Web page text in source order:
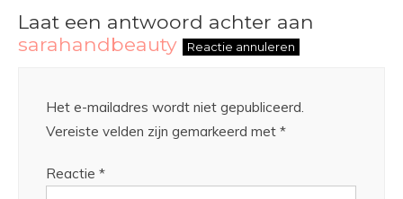
Laat een antwoord achter aan
sarahandbeauty
Reactie annuleren
Het e-mailadres wordt niet gepubliceerd.
Vereiste velden zijn gemarkeerd met *
Reactie *